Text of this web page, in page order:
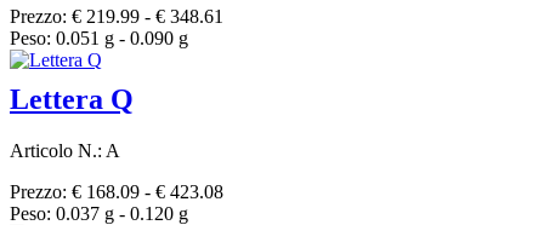
Prezzo: € 219.99 - € 348.61
Peso: 0.051 g - 0.090 g
Lettera Q
Articolo N.: A
Prezzo: € 168.09 - € 423.08
Peso: 0.037 g - 0.120 g